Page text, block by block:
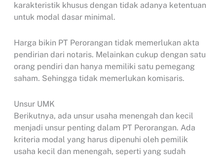
karakteristik khusus dengan tidak adanya ketentuan
untuk modal dasar minimal.
Harga bikin PT Perorangan tidak memerlukan akta
pendirian dari notaris. Melainkan cukup dengan satu
orang pendiri dan hanya memiliki satu pemegang
saham. Sehingga tidak memerlukan komisaris.
Unsur UMK
Berikutnya, ada unsur usaha menengah dan kecil
menjadi unsur penting dalam PT Perorangan. Ada
kriteria modal yang harus dipenuhi oleh pemilik
usaha kecil dan menengah, seperti yang sudah